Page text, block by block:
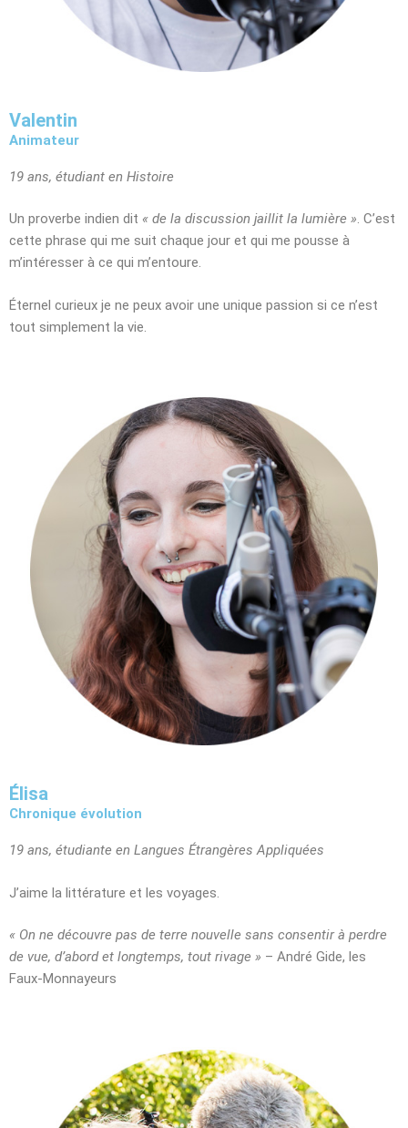
Valentin
Animateur
19 ans, étudiant en Histoire
Un proverbe indien dit « de la discussion jaillit la lumière ». C’est
cette phrase qui me suit chaque jour et qui me pousse à
m’intéresser à ce qui m’entoure.
Éternel curieux je ne peux avoir une unique passion si ce n’est
tout simplement la vie.
Élisa
Chronique évolution
19 ans, étudiante en Langues Étrangères Appliquées
J’aime la littérature et les voyages.
« On ne découvre pas de terre nouvelle sans consentir à perdre
de vue, d’abord et longtemps, tout rivage » – André Gide, les
Faux-Monnayeurs